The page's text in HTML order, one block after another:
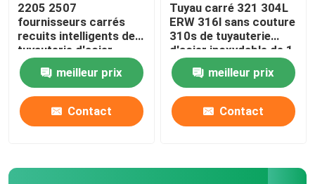
2205 2507
fournisseurs carrés
recuits intelligents de
tuyauterie d'acier
inoxydable du tube
310S 201 304 304L
316 316L
meilleur prix
Contact
Tuyau carré 321 304L
ERW 316l sans couture
310s de tuyauterie
d'acier inoxydable de 1
pouce 0,4 millimètres
meilleur prix
Contact